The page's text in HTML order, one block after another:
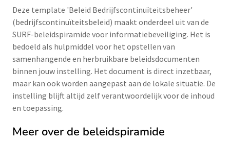
Deze template 'Beleid Bedrijfscontinuïteitsbeheer'
(bedrijfscontinuïteitsbeleid) maakt onderdeel uit van de
SURF-beleidspiramide voor informatiebeveiliging. Het is
bedoeld als hulpmiddel voor het opstellen van
samenhangende en herbruikbare beleidsdocumenten
binnen jouw instelling. Het document is direct inzetbaar,
maar kan ook worden aangepast aan de lokale situatie. De
instelling blijft altijd zelf verantwoordelijk voor de inhoud
en toepassing.
Meer over de beleidspiramide